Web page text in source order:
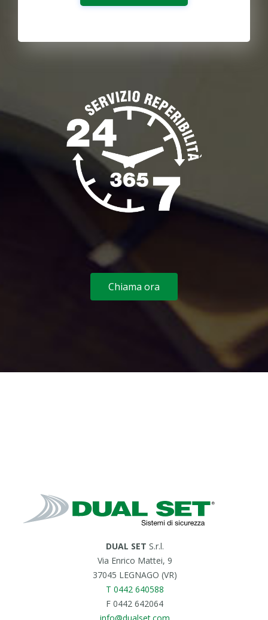
Chiama ora
DUAL SET S.r.l.
Via Enrico Mattei, 9
37045 LEGNAGO (VR)
T 0442 640588
F 0442 642064